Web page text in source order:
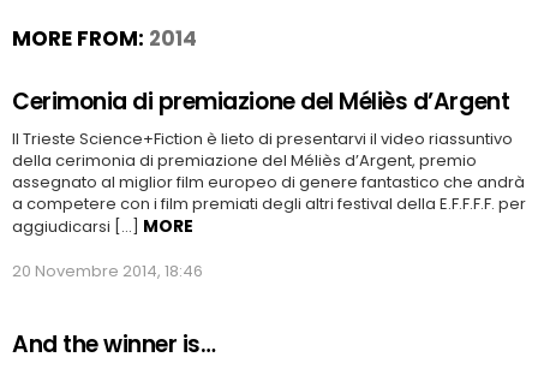
MORE FROM: 2014
Cerimonia di premiazione del Méliès d’Argent
Il Trieste Science+Fiction è lieto di presentarvi il video riassuntivo
della cerimonia di premiazione del Méliès d’Argent, premio
assegnato al miglior film europeo di genere fantastico che andrà
a competere con i film premiati degli altri festival della E.F.F.F.F. per
aggiudicarsi […] MORE
20 Novembre 2014, 18:46
And the winner is…